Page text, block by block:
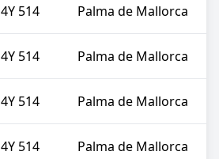
4Y 514 Palma de Mallorca
4Y 514 Palma de Mallorca
4Y 514 Palma de Mallorca
4Y 514 Palma de Mallorca